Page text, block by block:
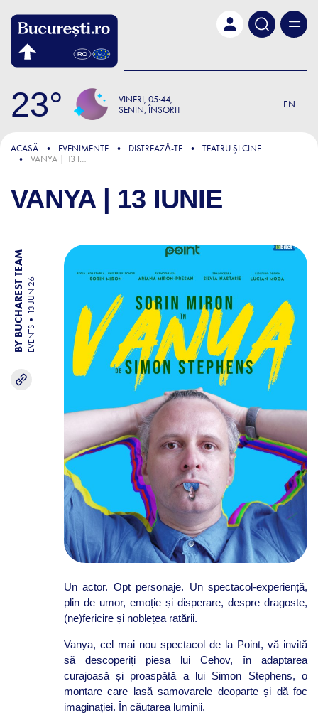
23 VINERI 05:44
SENIN, ÎNSORIT
EN
ACASĂ EVENIMENTE DISTREAZǍ-TE
TEATRU ȘI CINEMA
VANYA | 13 IUNIE
VANYA | 13 IUNIE
BY BUCHAREST TEAM EVENTS
13 JUN 26
Un actor. Opt personaje. Un spectacol-experiență,
plin de umor, emoție și disperare, despre dragoste,
(ne)fericire și noblețea ratării.
Vanya, cel mai nou spectacol de la Point, vă invită
să descoperiți piesa lui Cehov, în adaptarea
curajoasă și proaspătă a lui Simon Stephens, o
montare care lasă samovarele deoparte și dă foc
imaginației. În căutarea luminii.